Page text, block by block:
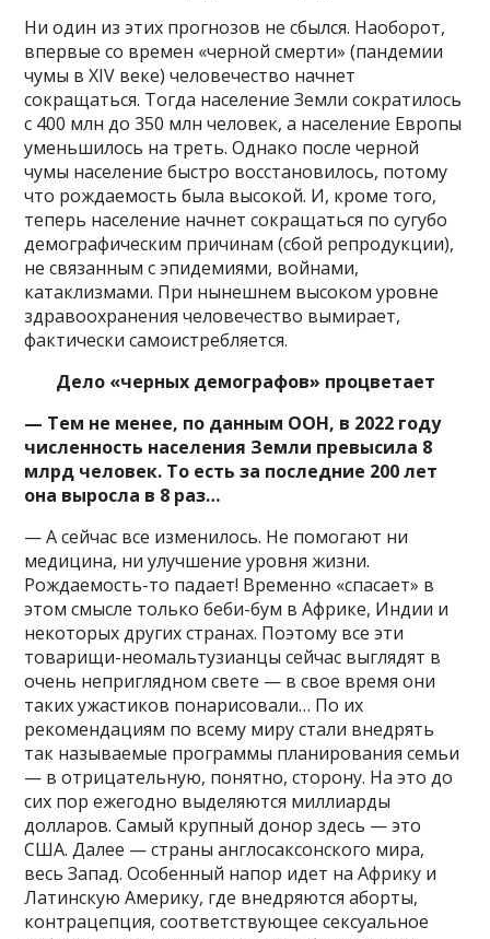
Ни один из этих прогнозов не сбылся. Наоборот,
впервые со времен «черной смерти» (пандемии
чумы в XIV веке) человечество начнет
сокращаться. Тогда население Земли сократилось
с 400 млн до 350 млн человек, а население Европы
уменьшилось на треть. Однако после черной
чумы население быстро восстановилось, потому
что рождаемость была высокой. И, кроме того,
теперь население начнет сокращаться по сугубо
демографическим причинам (сбой репродукции),
не связанным с эпидемиями, войнами,
катаклизмами. При нынешнем высоком уровне
здравоохранения человечество вымирает,
фактически самоистребляется.
Дело «черных демографов» процветает
— Тем не менее, по данным ООН, в 2022 году
численность населения Земли превысила 8
млрд человек. То есть за последние 200 лет
она выросла в 8 раз…
— А сейчас все изменилось. Не помогают ни
медицина, ни улучшение уровня жизни.
Рождаемость-то падает! Временно «спасает» в
этом смысле только беби-бум в Африке, Индии и
некоторых других странах. Поэтому все эти
товарищи-неомальтузианцы сейчас выглядят в
очень неприглядном свете — в свое время они
таких ужастиков понарисовали… По их
рекомендациям по всему миру стали внедрять
так называемые программы планирования семьи
— в отрицательную, понятно, сторону. На это до
сих пор ежегодно выделяются миллиарды
долларов. Самый крупный донор здесь — это
США. Далее — страны англосаксонского мира,
весь Запад. Особенный напор идет на Африку и
Латинскую Америку, где внедряются аборты,
контрацепция, соответствующее сексуальное